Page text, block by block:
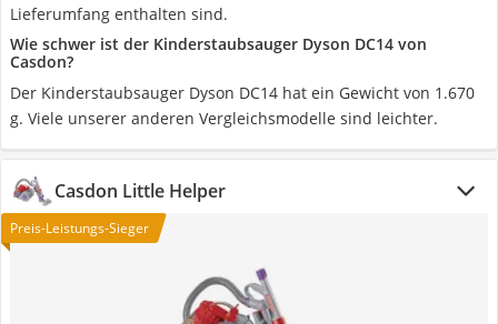
Lieferumfang enthalten sind.
Wie schwer ist der Kinderstaubsauger Dyson DC14 von
Casdon?
Der Kinderstaubsauger Dyson DC14 hat ein Gewicht von 1.670
g. Viele unserer anderen Vergleichsmodelle sind leichter.
Casdon Little Helper
Preis-Leistungs-Sieger